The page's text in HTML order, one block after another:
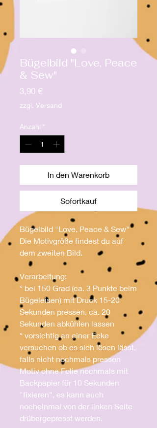
Bügelbild "Love, Peace
& Sew"
3,90 €Preis
zzgl. Versand
Anzahl *
In den Warenkorb
Sofortkauf
Bügelbild "Love, Peace & Sew"
Die Motivgröße findest du auf
dem zweiten Bild.
Verarbeitung:
° bei 150 Grad (ca. 3 Punkte beim
Bügeleisen) mit Druck 15-20
Sekunden pressen, ca. 20
Sekunden abkühlen lassen
° vorsichtig an einer Ecke
versuchen ob es sich lösen lässt,
falls nicht nochmals pressen
Motiv ohne Folie nochmals mit
Backpapier für 10 Sekunden
"fixieren", es kann auch
nocheinmal von der linken Seite
drübergepresst werden.